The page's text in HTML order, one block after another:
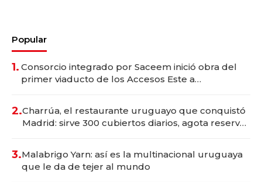
Popular
1. Consorcio integrado por Saceem inició obra del
primer viaducto de los Accesos Este a
2.Charrúa, el restaurante uruguayo que conquistó
Madrid: sirve 300 cubiertos diarios, agota reservas
3.Malabrigo Yarn: así es la multinacional uruguaya
que le da de tejer al mundo